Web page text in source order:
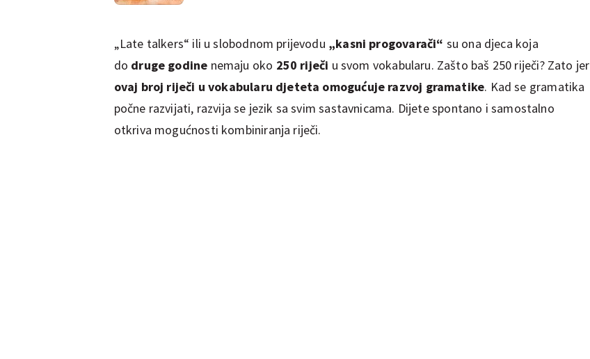
„Late talkers“ ili u slobodnom prijevodu „kasni progovarači“ su ona djeca koja
do druge godine nemaju oko 250 riječi u svom vokabularu. Zašto baš 250 riječi? Zato jer
ovaj broj riječi u vokabularu djeteta omogućuje razvoj gramatike. Kad se gramatika
počne razvijati, razvija se jezik sa svim sastavnicama. Dijete spontano i samostalno
otkriva mogućnosti kombiniranja riječi.